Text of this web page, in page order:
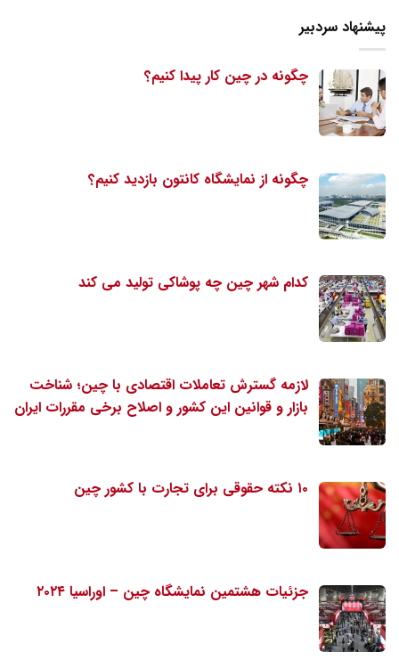
پیشنهاد سردبیر
چگونه در چین کار پیدا کنیم؟
چگونه از نمایشگاه کانتون بازدید کنیم؟
کدام شهر چین چه پوشاکی تولید می کند
لازمه گسترش تعاملات اقتصادی با چین؛ شناخت
بازار و قوانین این کشور و اصلاح برخی مقررات ایران
۱۰ نکته حقوقی برای تجارت با کشور چین
جزئیات هشتمین نمایشگاه چین – اوراسیا ۲۰۲۴